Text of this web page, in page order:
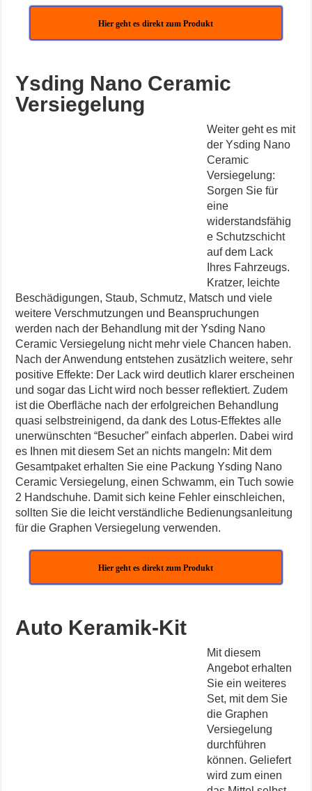
Hier geht es direkt zum Produkt
Ysding Nano Ceramic
Versiegelung
Weiter geht es mit
der Ysding Nano
Ceramic
Versiegelung:
Sorgen Sie für
eine
widerstandsfähig
e Schutzschicht
auf dem Lack
Ihres Fahrzeugs.
Kratzer, leichte
Beschädigungen, Staub, Schmutz, Matsch und viele
weitere Verschmutzungen und Beanspruchungen
werden nach der Behandlung mit der Ysding Nano
Ceramic Versiegelung nicht mehr viele Chancen haben.
Nach der Anwendung entstehen zusätzlich weitere, sehr
positive Effekte: Der Lack wird deutlich klarer erscheinen
und sogar das Licht wird noch besser reflektiert. Zudem
ist die Oberfläche nach der erfolgreichen Behandlung
quasi selbstreinigend, da dank des Lotus-Effektes alle
unerwünschten “Besucher” einfach abperlen. Dabei wird
es Ihnen mit diesem Set an nichts mangeln: Mit dem
Gesamtpaket erhalten Sie eine Packung Ysding Nano
Ceramic Versiegelung, einen Schwamm, ein Tuch sowie
2 Handschuhe. Damit sich keine Fehler einschleichen,
sollten Sie die leicht verständliche Bedienungsanleitung
für die Graphen Versiegelung verwenden.
Hier geht es direkt zum Produkt
Auto Keramik-Kit
Mit diesem
Angebot erhalten
Sie ein weiteres
Set, mit dem Sie
die Graphen
Versiegelung
durchführen
können. Geliefert
wird zum einen